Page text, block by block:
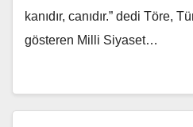
kanıdır, canıdır.” dedi Töre,
gösteren Milli Siyaset…